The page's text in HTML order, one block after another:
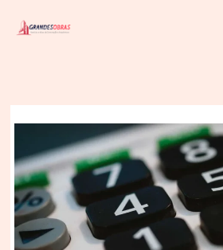
para